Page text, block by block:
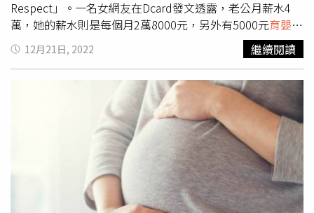
Respect」。一名女網友在Dcard發文透露，老公月薪水4
萬，她的薪水則是每個月2萬8000元，另外有5000元育嬰津
貼 ，每個月合計進帳7萬3000元，不過他們佳每個月要繳2
萬元房貸，且孩子才2個月大，讓她求問「這樣可以存到錢
嗎？」貼文曝光後，讓不少網友看傻，紛紛留言驚呼「我只
能給予你一個Respect」、「2W8也太低了吧，這樣敢生小
孩真的很有勇氣欸，我要是月薪2W8，我根本不敢結婚」、
「我覺得很慘，薪水這樣為什麼硬要買房呢？你們這樣只要
其中一個人失業，房子立刻被法拍」；不過有另一派網友表
示，「還是可以存，只是看願不願意犧牲生活品質而已，不
過只要漲個利率你們就很危險了，真心佩服你們」、「我跟
我老婆薪水才多你們2萬，一樣生兩個沒什麼問題，保險照
12月21日, 2022 繼續閱讀